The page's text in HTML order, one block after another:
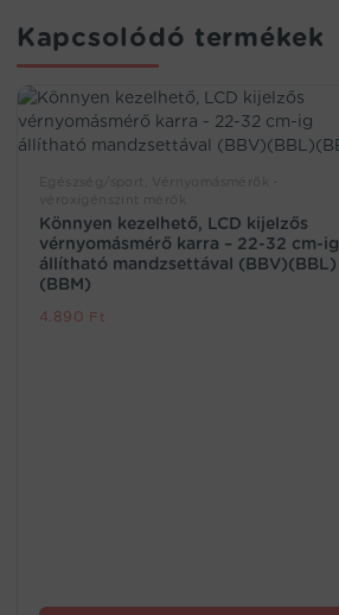
Kapcsolódó termékek
Könnyen kezelhető, LCD kijelzős
vérnyomásmérő karra – 22-32 cm-ig
állítható mandzsettával (BBV)(BBL)
(BBM)
4.890 Ft